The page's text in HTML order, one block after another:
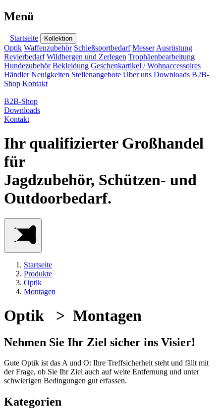
Menü
Startseite Kollektion
Optik Waffenzubehör Schießsportbedarf Messer Ausrüstung
Revierbedarf Wildbergen und Zerlegen Trophäenbearbeitung
Hundezubehör Bekleidung Geschenkartikel / Wohnaccessoires
Händler Neuigkeiten Stellenangebote Über uns Downloads B2B-
Shop Kontakt
B2B-Shop
Downloads
Kontakt
Ihr qualifizierter Großhandel
für
Jagdzubehör, Schützen- und
Outdoorbedarf.
Startseite
Produkte
Optik
Montagen
Optik > Montagen
Nehmen Sie Ihr Ziel sicher ins Visier!
Gute Optik ist das A und O: Ihre Treffsicherheit steht und fällt mit
der Frage, ob Sie Ihr Ziel auch auf weite Entfernung und unter
schwierigen Bedingungen gut erfassen.
Kategorien